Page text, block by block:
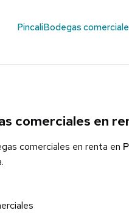
PincaliBodegas
comerciales en
comerciales en renta en